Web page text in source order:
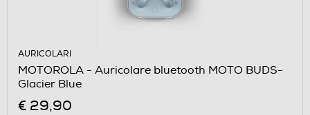
AURICOLARI
MOTOROLA - Auricolare bluetooth MOTO BUDS-
Glacier Blue
€ 29,90